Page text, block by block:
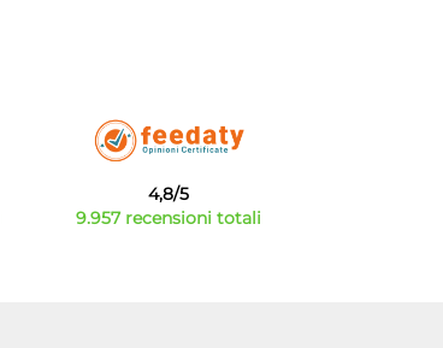
4,8/5
9.957 recensioni totali